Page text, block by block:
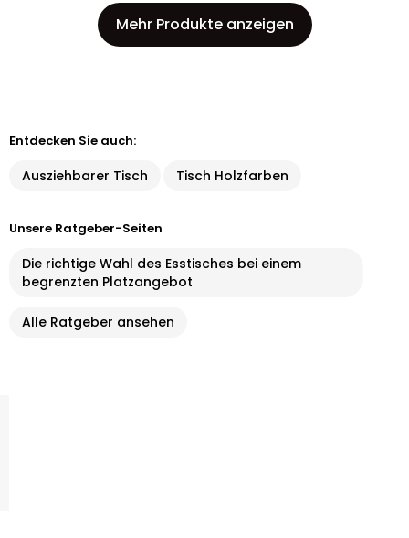
Mehr Produkte anzeigen
Entdecken Sie auch:
Ausziehbarer Tisch Tisch Holzfarben
Unsere Ratgeber-Seiten
Die richtige Wahl des Esstisches bei einem
begrenzten Platzangebot
Alle Ratgeber ansehen